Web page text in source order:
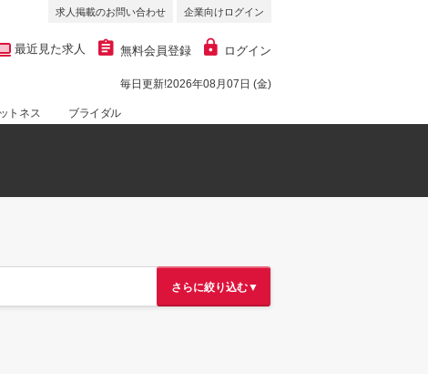
求人掲載のお問い合わせ 企業向けログイン
最近見た求人 無料会員登録 ログイン
毎日更新!2026年08月07日 (金)
トネス ブライダル
さらに絞り込む▼